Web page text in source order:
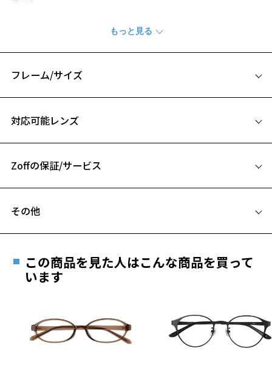
お気に入り
適です。
※商品の構造上、レンズが剥き出しになっている部分がございます。
ください。
※柄や色味の出方に個体差があり、画像と異なる場合がございます。
Zoff SMART (ゾフ・スマート) ページをみる
※1 ULTEM™ (ウルテム)樹脂はSABIC又はその子会社・開発会社の商標
※アウトレット商品は、販売から一定期間経過した商品などです。キ
ズ、汚れなどがあるB級品ではございません。
フレーム/サイズ
B ブリッジ(鼻部分)の横幅：18mm
対応可能レンズ
フレームとレンズの合計料金を知りたい方へ
Zoffの保証/サービス
安心1 フレーム１年間品質保証
きます。
※保証期間内に交換が行われた場合、保証期間は初期の期間から
その他
ご希望のお客さまは、「レンズ交換券」をお選びのうえ、
最寄りのZoff実店舗にてレンズをお買い求めください。
※サングラスやパッケージ品では「レンズ交換券」はお選び
談ください。
この商品を見た人はこんな商品を買って
います